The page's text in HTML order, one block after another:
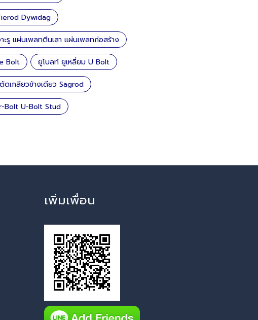
Dywidag
ะรู แผ่นเพลทตีนเสา แผ่นเพลทก่อสร้าง
Bolt ยูโบลท์ ยูเหลี่ยม U Bolt
เกลียวข้างเดียว Sagrod
Bolt U-Bolt Stud
เพิ่มเพื่อน